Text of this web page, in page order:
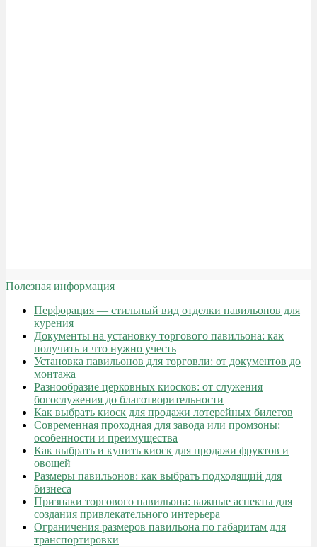
Полезная информация
Перфорация — стильный вид отделки павильонов для
курения
Документы на установку торгового павильона: как
получить и что нужно учесть
Установка павильонов для торговли: от документов до
монтажа
Разнообразие церковных киосков: от служения
богослужения до благотворительности
Как выбрать киоск для продажи лотерейных билетов
Современная проходная для завода или промзоны:
особенности и преимущества
Как выбрать и купить киоск для продажи фруктов и
овощей
Размеры павильонов: как выбрать подходящий для
бизнеса
Признаки торгового павильона: важные аспекты для
создания привлекательного интерьера
Ограничения размеров павильона по габаритам для
транспортировки